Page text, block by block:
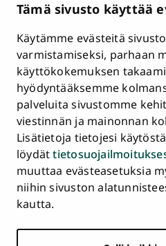
Tämä sivusto käyttää
Käytämme evästeitä
varmistamiseksi, parhaan
käyttökokemuksen
hyödyntääksemme
palveluita sivustomme
viestinnän ja mainonnan
Lisätietoja tietojesi
löydät
muuttaa evästeasetuksia
niihin sivuston
kautta.
HR Excellence in Research
Tietosuojailmoitus
Asiakirjajulkisuuskuvaus ja
Väärinkäytösepäilyt
Saavutettavuusseloste
Palaute
Intranet ja sähköiset työkalut
Evästeasetukset
Päävalikko
alatunnisteessa
ETUSIVU
Turun
yliopisto
Facebookissa
Turun
yliopisto
Instagramissa
TurunTurunTurun